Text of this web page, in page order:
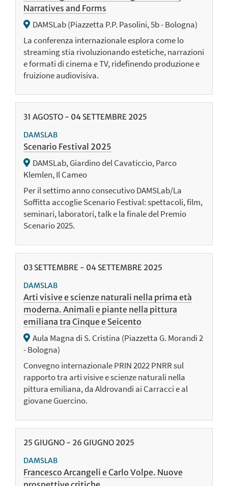
Narratives and Forms
DAMSLab (Piazzetta P.P. Pasolini, 5b - Bologna)
La conferenza internazionale esplora come lo
streaming stia rivoluzionando estetiche, narrazioni
e formati di cinema e TV, ridefinendo produzione e
fruizione audiovisiva.
31 AGOSTO - 04 SETTEMBRE 2025
DAMSLAB
Scenario Festival 2025
DAMSLab, Giardino del Cavaticcio, Parco
Klemlen, Il Cameo
Per il settimo anno consecutivo DAMSLab/La
Soffitta accoglie Scenario Festival: spettacoli, film,
seminari, laboratori, talk e la finale del Premio
Scenario 2025.
03 SETTEMBRE - 04 SETTEMBRE 2025
DAMSLAB
Arti visive e scienze naturali nella prima età
moderna. Animali e piante nella pittura
emiliana tra Cinque e Seicento
Aula Magna di S. Cristina (Piazzetta G. Morandi 2
- Bologna)
Convegno internazionale PRIN 2022 PNRR sul
rapporto tra arti visive e scienze naturali nella
pittura emiliana, da Aldrovandi ai Carracci e al
giovane Guercino.
25 GIUGNO - 26 GIUGNO 2025
DAMSLAB
Francesco Arcangeli e Carlo Volpe. Nuove